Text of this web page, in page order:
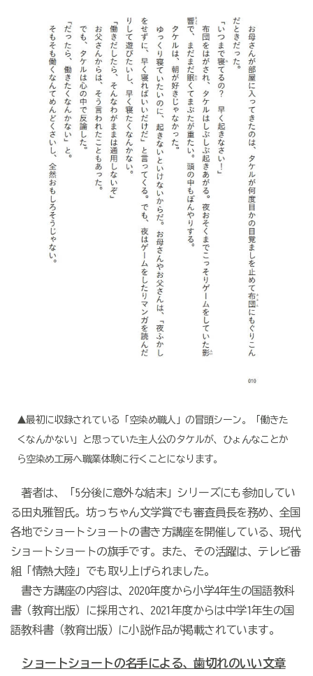
▲最初に収録されている「空染め職人」の冒頭シーン。「働きた
くなんかない」と思っていた主人公のタケルが、ひょんなことか
ら空染め工房へ職業体験に行くことになります。
著者は、「5分後に意外な結末」シリーズにも参加してい
る田丸雅智氏。坊っちゃん文学賞でも審査員長を務め、全国
各地でショートショートの書き方講座を開催している、現代
ショートショートの旗手です。また、その活躍は、テレビ番
組「情熱大陸」でも取り上げられました。
書き方講座の内容は、2020年度から小学4年生の国語教科
書（教育出版）に採用され、2021年度からは中学1年生の国
語教科書（教育出版）に小説作品が掲載されています。
ショートショートの名手による、歯切れのいい文章